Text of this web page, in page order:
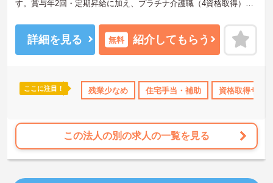
住宅手当・補助 資格取得サポート 産休･育休･介護休暇取得
す。賞与年2回・定期昇給に加え、プラチナ介護職（4資格取得）に
る仕組みが整っています。年間休日111日以上・残業月平均4.3時間
と働きやすく、育休取得率100%・育児短時間勤務（小学4年生ま
で）・有給取得実績14日と、家庭との両立を長期的にサポートする
家試験対策講座やケアマネ対策講座も自社開講しています。多職種
チームケアの中で専門性を高めながら、ケアマネジャーや生活相談
★おすすめPOINT★
【日本生命グループの大手企業・成長ができる環境です】
・介護福祉士を取得すると資格手当がプラスされ、プラチナ介護職
詳細を見る 無料 紹介してもらう
ここに注目！ 残業少なめ 住宅手当・補助 資格取得サポ
この法人の別の求人の一覧を見る